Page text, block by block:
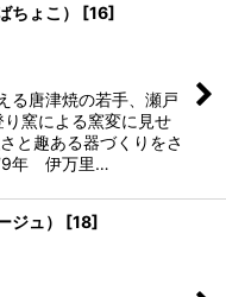
ょこ） [16]
る唐津焼の若手、瀬戸
窯による窯変に見せ
と趣ある器づくりをさ
年 伊万里…
ュ） [18]